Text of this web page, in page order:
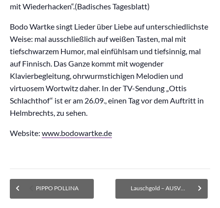
mit Wiederhacken“.(Badisches Tagesblatt)
Bodo Wartke singt Lieder über Liebe auf unterschiedlichste
Weise: mal ausschließlich auf weißen Tasten, mal mit
tiefschwarzem Humor, mal einfühlsam und tiefsinnig, mal
auf Finnisch. Das Ganze kommt mit wogender
Klavierbegleitung, ohrwurmstichigen Melodien und
virtuosem Wortwitz daher. In der TV-Sendung „Ottis
Schlachthof“ ist er am 26.09., einen Tag vor dem Auftritt in
Helmbrechts, zu sehen.
Website: www.bodowartke.de
PIPPO POLLINA Lauschgold – AUSVERKAUFT! Im Museum wird eine Warteliste für zurückgegebene Karten geführt.